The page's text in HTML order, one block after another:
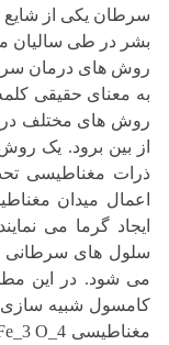
سرطان یکی از
بشر در طی سالیان
روش های درمان
به معنای حقیقی
روش های مختلف در
از بین برود. یک روش
ذرات مغناطیسی
اعمال میدان
ایجاد گرما می
سلول های سرطانی
می شود. در این
کامسول شبیه سازی